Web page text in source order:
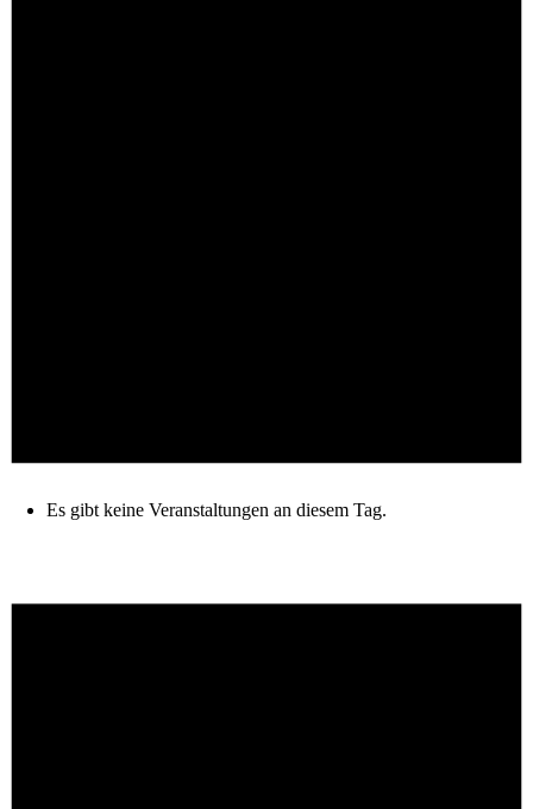
Es gibt keine Veranstaltungen an diesem Tag.